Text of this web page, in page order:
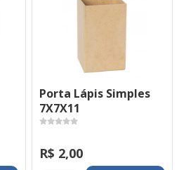
Porta Lápis Simples
7X7X11
R$ 2,00